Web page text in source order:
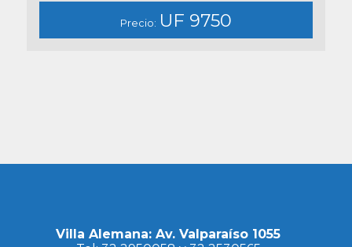
Precio: UF 9750
Villa Alemana: Av. Valparaíso 1055